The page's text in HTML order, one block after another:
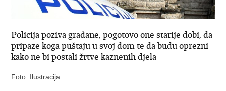
Policija poziva građane, pogotovo one starije dobi, da
pripaze koga puštaju u svoj dom te da budu oprezni
kako ne bi postali žrtve kaznenih djela
Foto: Ilustracija